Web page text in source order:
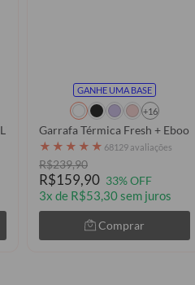
Copo Térmico Life + Ebook - Lilo & Stitch - Inicial Elegant
GANHE UMA BASE
+16
Garrafa Térmica Fresh +
★ ★ ★ ★ ★ 68129 avaliações
R$239,90
R$159,90 33% OFF
3x de R$53,30 sem juros
Comprar